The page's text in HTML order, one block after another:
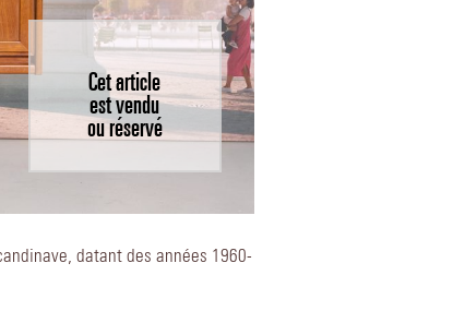
Cet article
est vendu
ou réservé
datant des années 1960-